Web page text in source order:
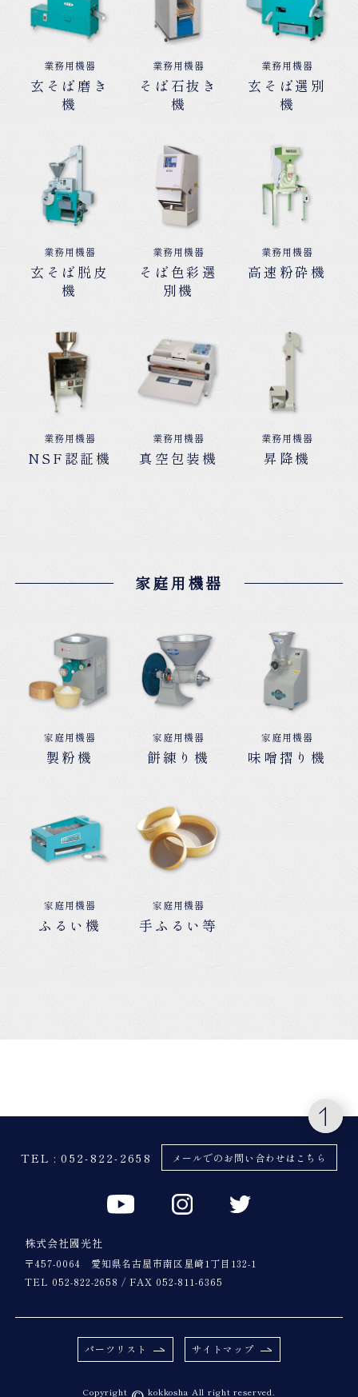
業務用機器
玄そば磨き
機
業務用機器
そば石抜き
機
業務用機器
玄そば選別
機
業務用機器
玄そば脱皮
機
業務用機器
そば色彩選
別機
業務用機器
高速粉砕機
業務用機器
NSF認証機
業務用機器
真空包装機
業務用機器
昇降機
家庭用機器
家庭用機器
製粉機
家庭用機器
餅練り機
家庭用機器
味噌摺り機
家庭用機器
ふるい機
家庭用機器
手ふるい等
TEL :052-822-2658 メールでのお問い合わせはこちら
株式会社國光社
〒457-0064 愛知県名古屋市南区星崎1丁目132-1
TEL 052-822-2658 / FAX 052-811-6365
パーツリスト サイトマップ
Copyright kokkosha All right reserved.